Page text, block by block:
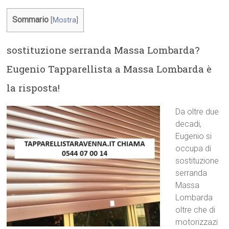
Sommario Mostra
sostituzione serranda Massa Lombarda?
Eugenio Tapparellista a Massa Lombarda è
la risposta!
Da oltre due
decadi,
Eugenio si
occupa di
sostituzione
serranda
Massa
Lombarda
oltre che di
motorizzazi